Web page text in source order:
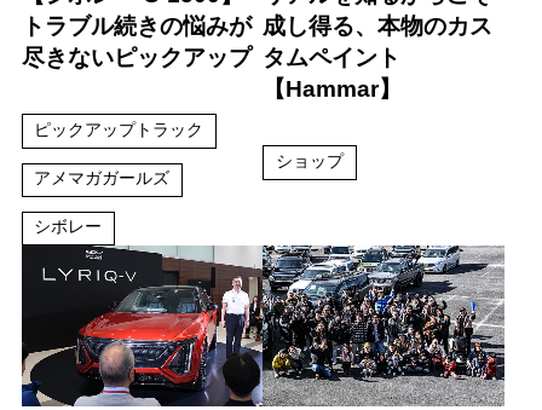
トラブル続きの悩みが
尽きないピックアップ
ピックアップトラック
アメマガガールズ
シボレー
成し得る、本物のカス
タムペイント
【Hammar】
ショップ